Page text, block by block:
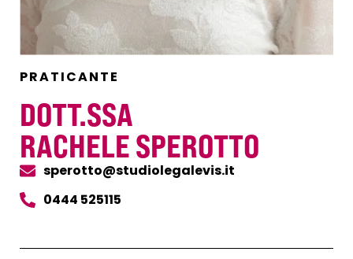
PRATICANTE
DOTT.SSA
RACHELE SPEROTTO
sperotto@studiolegalevis.it
0444 525115